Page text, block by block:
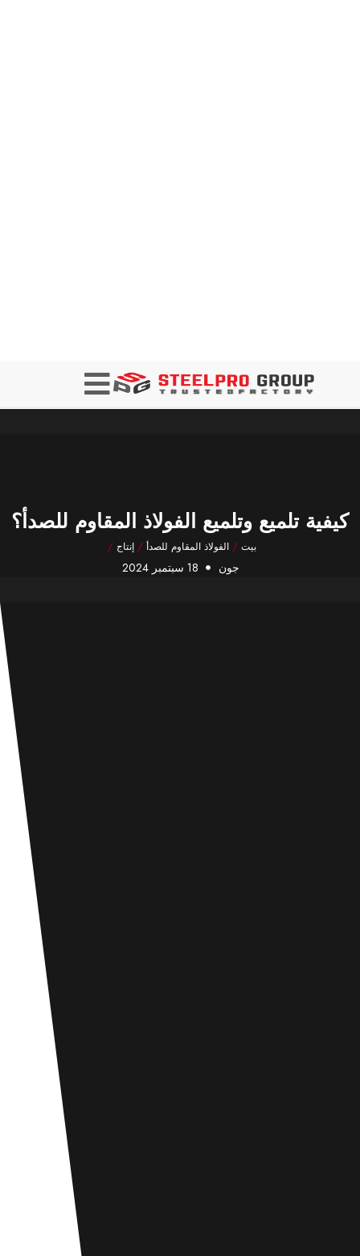
كيفية تلميع وتلميع الفولاذ المقاوم للصدأ؟
بيت /الفولاذ المقاوم للصدأ /إنتاج /
جون 18 سبتمبر 2024